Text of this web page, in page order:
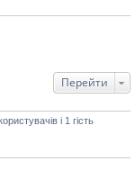
Перейти
і 1 гість